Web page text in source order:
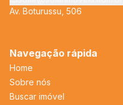
Av. Boturussu, 506
Navegação rápida
Home
Sobre nós
Buscar imóvel